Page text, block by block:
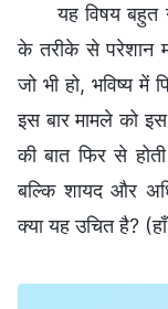
यह विषय
के तरीके से परेशान
जो भी हो, भविष्य
इस बार मामले को
की बात फिर से
बल्कि शायद और
क्या यह उचित है?